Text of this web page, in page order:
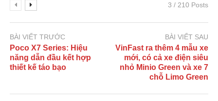
3 / 210 Posts
BÀI VIẾT TRƯỚC
Poco X7 Series: Hiệu
năng dẫn đầu kết hợp
thiết kế táo bạo
BÀI VIẾT SAU
VinFast ra thêm 4 mẫu xe
mới, có cả xe điện siêu
nhỏ Minio Green và xe 7
chỗ Limo Green